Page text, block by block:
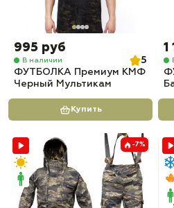
995 руб
В наличии
5
ФУТБОЛКА Премиум КМФ
Черный Мультикам
Купить
1
-7%